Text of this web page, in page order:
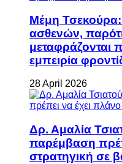
Μέμη Τσεκούρα:
ασθενών,
μεταφράζονται
εμπειρία
28 April 2026
Δρ. Αμαλία
παρέμβαση
στρατηγική σε